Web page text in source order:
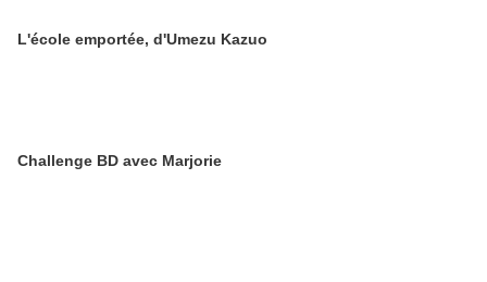
L'école emportée, d'Umezu Kazuo
Challenge BD avec Marjorie